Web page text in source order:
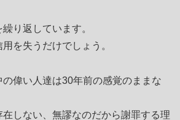
り返しています。
を失うだけでしょう。
偉い人達は30年前の感覚のままな
しない、無謬なのだから謝罪する理